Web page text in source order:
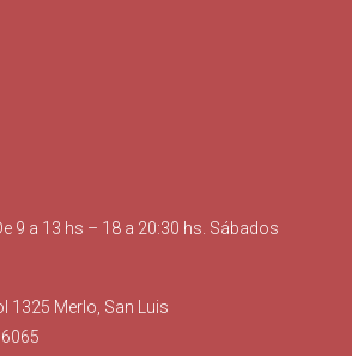
9 a 13 hs – 18 a 20:30 hs. Sábados
1325 Merlo, San Luis